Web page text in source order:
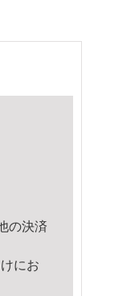
の決済
にお